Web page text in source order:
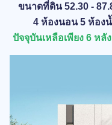
ขนาดที่ดิน 52.30 -
4 ห้องนอน 5 ห้อง
ปัจจุบันเหลือเพียง 6 หลั